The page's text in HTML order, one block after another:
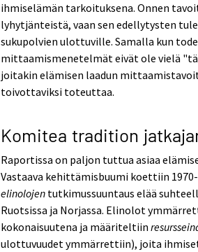
ihmiselämän tarkoituksena. Onnen
lyhytjänteistä, vaan sen edellytysten
sukupolvien ulottuville. Samalla kun
mittaamismenetelmät eivät ole vielä
joitakin elämisen laadun
toivottaviksi toteuttaa.
Komitea tradition
Raportissa on paljon tuttua asiaa
Vastaava kehittämisbuumi koettiin
elinolojen tutkimussuuntaus elää
Ruotsissa ja Norjassa. Elinolot
kokonaisuutena ja määriteltiin
ulottuvuudet ymmärrettiin), joita